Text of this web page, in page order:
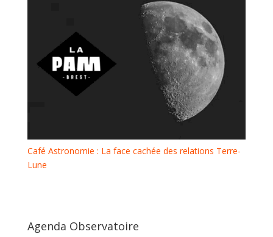
Café Astronomie : La face cachée des relations Terre-
Lune
Agenda Observatoire